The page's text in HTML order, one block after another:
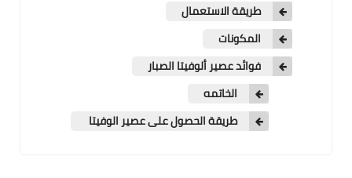
طريقة الاستعمال
المكونات
فوائد عصير ألوفيتا الصبار
الخاتمه
طريقة الحصول على عصير الوفيتا